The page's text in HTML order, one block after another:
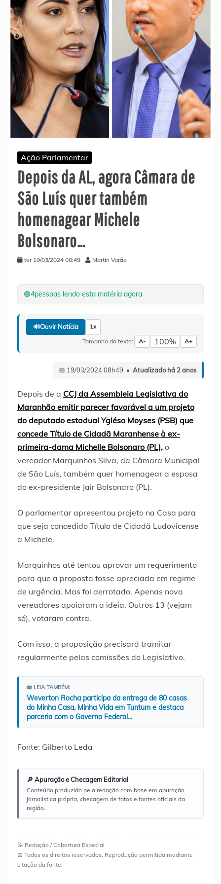
Ação Parlamentar
Depois da AL, agora Câmara de
São Luís quer também
homenagear Michele
Bolsonaro…
ter 19/03/2024 08:49 Martin Varão
🟢4pessoas lendo esta matéria agora
🔊Ouvir Notícia 1x
Tamanho do texto: A- 100% A+
📅 19/03/2024 08h49 • Atualizado há 2 anos
Depois de a CCJ da Assembleia Legislativa do
Maranhão emitir parecer favorável a um projeto
do deputado estadual Ygléso Moyses (PSB) que
concede Título de Cidadã Maranhense à ex-
primeira-dama Michelle Bolsonaro (PL), o
vereador Marquinhos Silva, da Câmara Municipal
de São Luís, também quer homenagear a esposa
do ex-presidente Jair Bolsonaro (PL).
O parlamentar apresentou projeto na Casa para
que seja concedido Título de Cidadã Ludovicense
a Michele.
Marquinhos até tentou aprovar um requerimento
para que a proposta fosse apreciada em regime
de urgência. Mas foi derrotado. Apenas nova
vereadores apoiaram a ideia. Outros 13 (vejam
só), votaram contra.
Com isso, a proposição precisará tramitar
regularmente pelas comissões do Legislativo.
📖 LEIA TAMBÉM:
Weverton Rocha participa da entrega de 80 casas
do Minha Casa, Minha Vida em Tuntum e destaca
parceria com o Governo Federal…
Fonte: Gilberto Leda
🔎 Apuração e Checagem Editorial
Conteúdo produzido pela redação com base em apuração
jornalística própria, checagem de fatos e fontes oficiais da
região.
📝 Redação / Cobertura Especial
⚖️ Todos os direitos reservados. Reprodução permitida mediante
citação da fonte.